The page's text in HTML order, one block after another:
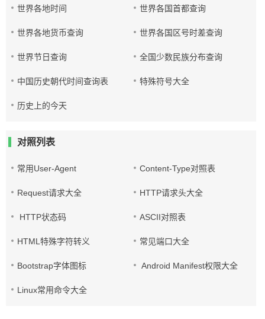
世界各地时间 世界各国首都查询
世界各地货币查询 世界各国区号时差查询
世界节日查询 全国少数民族分布查询
中国历史朝代时间查询表 特殊符号大全
历史上的今天
对照列表
常用User-Agent Content-Type对照表
Request请求大全 HTTP请求头大全
HTTP状态码 ASCII对照表
HTML特殊字符转义 常见端口大全
Bootstrap字体图标 Android Manifest权限大全
Linux常用命令大全